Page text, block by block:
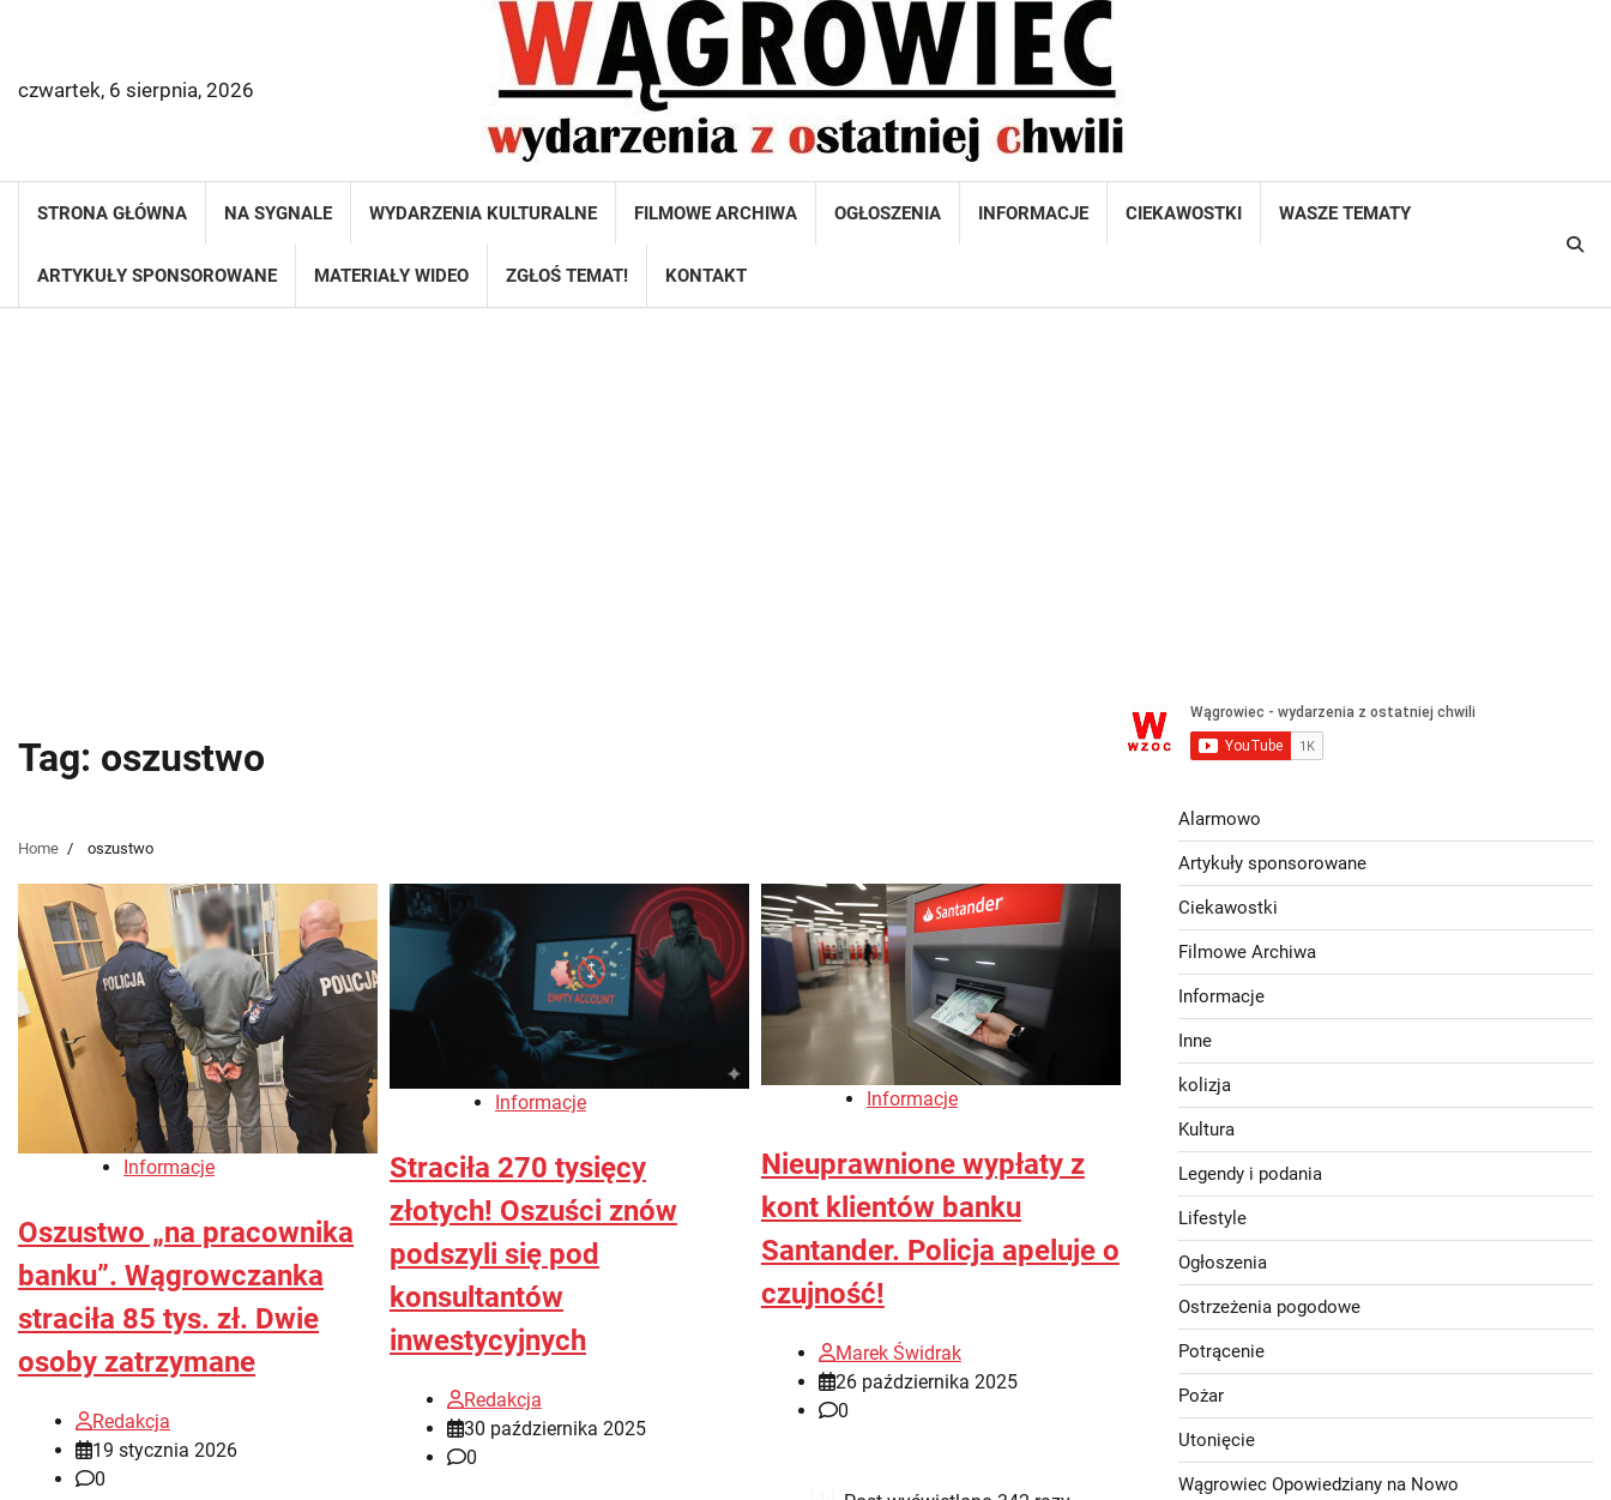
czwartek, 6 sierpnia, 2026
STRONA GŁÓWNA NA SYGNALE WYDARZENIA KULTURALNE FILMOWE ARCHIWA OGŁOSZENIA INFORMACJE CIEKAWOSTKI WASZE TEMATY
ARTYKUŁY SPONSOROWANE MATERIAŁY WIDEO ZGŁOŚ TEMAT! KONTAKT
Tag: oszustwo
Home oszustwo
Informacje
Oszustwo „na pracownika
banku”. Wągrowczanka
straciła 85 tys. zł. Dwie
osoby zatrzymane
Redakcja
19 stycznia 2026
0
Informacje
Straciła 270 tysięcy
złotych! Oszuści znów
podszyli się pod
konsultantów
inwestycyjnych
Redakcja
30 października 2025
0
Informacje
Nieuprawnione wypłaty z
kont klientów banku
Santander. Policja apeluje o
czujność!
Marek Świdrak
26 października 2025
0
Alarmowo
Artykuły sponsorowane
Ciekawostki
Filmowe Archiwa
Informacje
Inne
kolizja
Kultura
Legendy i podania
Lifestyle
Ogłoszenia
Ostrzeżenia pogodowe
Potrącenie
Pożar
Utonięcie
Wągrowiec Opowiedziany na Nowo